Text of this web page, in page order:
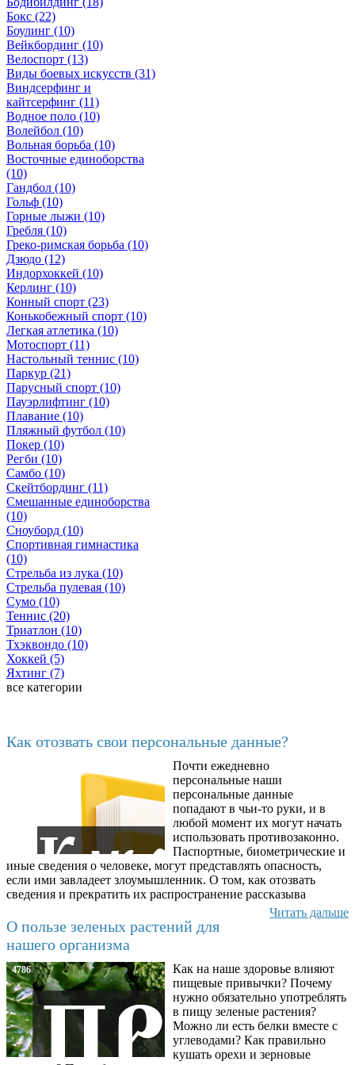
Бокс (22)
Боулинг (10)
Вейкбординг (10)
Велоспорт (13)
Виды боевых искусств (31)
Виндсерфинг и
кайтсерфинг (11)
Водное поло (10)
Волейбол (10)
Вольная борьба (10)
Восточные единоборства
(10)
Гандбол (10)
Гольф (10)
Горные лыжи (10)
Гребля (10)
Греко-римская борьба (10)
Дзюдо (12)
Индорхоккей (10)
Керлинг (10)
Конный спорт (23)
Конькобежный спорт (10)
Легкая атлетика (10)
Мотоспорт (11)
Настольный теннис (10)
Паркур (21)
Парусный спорт (10)
Пауэрлифтинг (10)
Плавание (10)
Пляжный футбол (10)
Покер (10)
Регби (10)
Самбо (10)
Скейтбординг (11)
Смешанные единоборства
(10)
Сноуборд (10)
Спортивная гимнастика
(10)
Стрельба из лука (10)
Стрельба пулевая (10)
Сумо (10)
Теннис (20)
Триатлон (10)
Тхэквондо (10)
Хоккей (5)
Яхтинг (7)
все категории
Как отозвать свои персональные данные?
Почти ежедневно
персональные наши
персональные данные
попадают в чьи-то руки, и в
любой момент их могут начать
использовать противозаконно.
Паспортные, биометрические и
иные сведения о человеке, могут представлять опасность,
если ими завладеет злоумышленник. О том, как отозвать
сведения и прекратить их распространение рассказыва
Читать дальше
О пользе зеленых растений для
нашего организма
4786
Как на наше здоровье влияют
пищевые привычки? Почему
нужно обязательно употреблять
в пищу зеленые растения?
Можно ли есть белки вместе с
углеводами? Как правильно
кушать орехи и зерновые